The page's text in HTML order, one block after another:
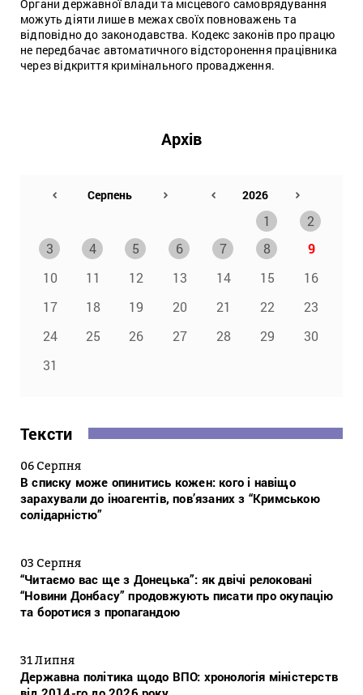
Органи державної влади та місцевого самоврядування
можуть діяти лише в межах своїх повноважень та
відповідно до законодавства. Кодекс законів про працю
не передбачає автоматичного відсторонення працівника
через відкриття кримінального провадження.
Архів
1
2
3
4 5 6 7 8
9
10
11 12 13 14 15
16
17
18 19 20 21 22
23
24
25 26 27 28 29
30
31
Тексти
06 Серпня
В списку може опинитись кожен: кого і навіщо
зарахували до іноагентів, пов’язаних з “Кримською
солідарністю”
03 Серпня
“Читаємо вас ще з Донецька”: як двічі релоковані
“Новини Донбасу” продовжують писати про окупацію
та боротися з пропагандою
31 Липня
Державна політика щодо ВПО: хронологія міністерств